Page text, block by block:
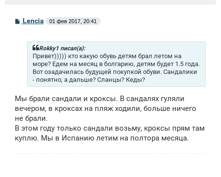
СLencia 01 фев 2017, 20:41
Rokky1 писал(а):
Привет))))) кто какую обувь детям брал летом на
море? Едем на месяц в болгарию, детям будет 1.5 года.
Вот озадачилась будущей покупкой обуви. Сандалики
- понятно, а дальше? Сланцы? Кеды?
Мы брали сандали и кроксы. В сандалях гуляли
вечером, в кроксах на пляж ходили, больше ничего
не брали.
В этом году только сандали возьму, кроксы прям там
куплю. Мы в Испанию летим на полтора месяца.